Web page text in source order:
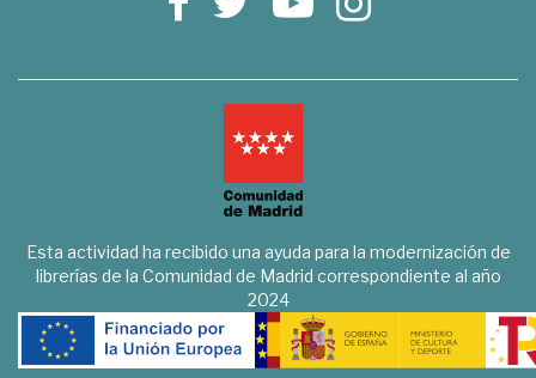
Esta actividad ha recibido una ayuda para la modernización de
librerías de la Comunidad de Madrid correspondiente al año
2024